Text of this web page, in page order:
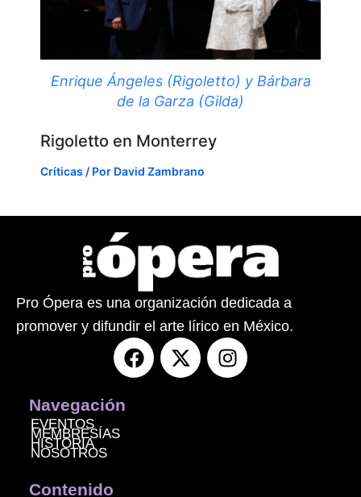
Enrique Ángeles (Rigoletto) y Bárbara
de la Garza (Gilda)
Rigoletto en Monterrey
Críticas / Por David Zambrano
Pro Ópera es una organización dedicada a
promover y difundir el arte lírico en México.
F
a
X
-
I
n
Navegación
EVENTOS
MEMBRESÍAS
HISTORIA
NOSOTROS
Contenido